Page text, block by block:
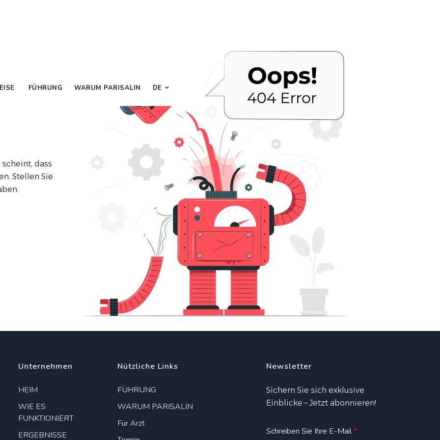
FÜHRUNG WARUM PARISALIN DE
scheint, dass
Stellen Sie
Unternehmen
HEIM
WIE ES
FUNKTIONIERT
ERGEBNISSE
Nützliche Links
FÜHRUNG
WARUM PARISALIN
Für Arzt
Newsletter
Sichern Sie sich exklusive
Einblicke – Jetzt abonnieren!
Schreiben Sie Ihre E-Mail*